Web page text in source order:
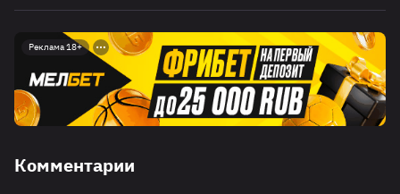
Реклама 18+
Комментарии